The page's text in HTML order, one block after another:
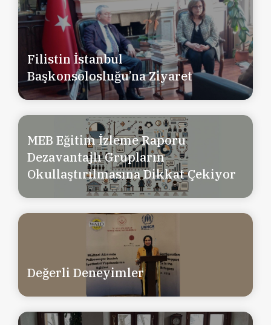
Filistin İstanbul
Başkonsolosluğu’na Ziyaret
MEB Eğitim İzleme Raporu
Dezavantajlı Grupların
Okullaştırılmasına Dikkat Çekiyor
Değerli Deneyimler